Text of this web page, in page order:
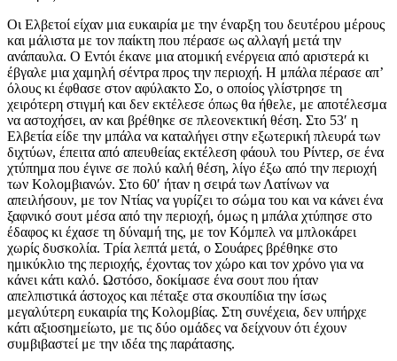
Oι Ελβετοί είχαν μια ευκαιρία με την έναρξη του δευτέρου μέρους
και μάλιστα με τον παίκτη που πέρασε ως αλλαγή μετά την
ανάπαυλα. Ο Εντόι έκανε μια ατομική ενέργεια από αριστερά κι
έβγαλε μια χαμηλή σέντρα προς την περιοχή. Η μπάλα πέρασε απ’
όλους κι έφθασε στον αφύλακτο Σο, ο οποίος γλίστρησε τη
χειρότερη στιγμή και δεν εκτέλεσε όπως θα ήθελε, με αποτέλεσμα
να αστοχήσει, αν και βρέθηκε σε πλεονεκτική θέση. Στο 53′ η
Ελβετία είδε την μπάλα να καταλήγει στην εξωτερική πλευρά των
διχτύων, έπειτα από απευθείας εκτέλεση φάουλ του Ρίντερ, σε ένα
χτύπημα που έγινε σε πολύ καλή θέση, λίγο έξω από την περιοχή
των Κολομβιανών. Στο 60′ ήταν η σειρά των Λατίνων να
απειλήσουν, με τον Ντίας να γυρίζει το σώμα του και να κάνει ένα
ξαφνικό σουτ μέσα από την περιοχή, όμως η μπάλα χτύπησε στο
έδαφος κι έχασε τη δύναμή της, με τον Κόμπελ να μπλοκάρει
χωρίς δυσκολία. Τρία λεπτά μετά, ο Σουάρες βρέθηκε στο
ημικύκλιο της περιοχής, έχοντας τον χώρο και τον χρόνο για να
κάνει κάτι καλό. Ωστόσο, δοκίμασε ένα σουτ που ήταν
απελπιστικά άστοχος και πέταξε στα σκουπίδια την ίσως
μεγαλύτερη ευκαιρία της Κολομβίας. Στη συνέχεια, δεν υπήρχε
κάτι αξιοσημείωτο, με τις δύο ομάδες να δείχνουν ότι έχουν
συμβιβαστεί με την ιδέα της παράτασης.